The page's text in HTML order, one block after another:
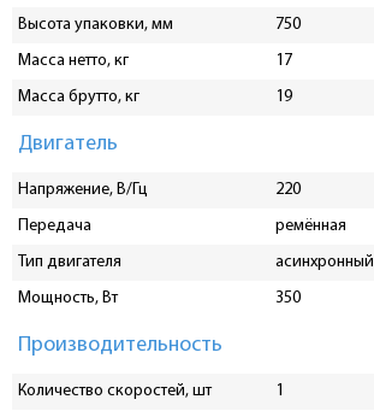
Высота упаковки, мм
750
Масса нетто, кг
17
Масса брутто, кг
19
Двигатель
Напряжение, В/Гц
220
Передача
ремённая
Тип двигателя
асинхронный
Мощность, Вт
350
Производительность
Количество скоростей, шт
1